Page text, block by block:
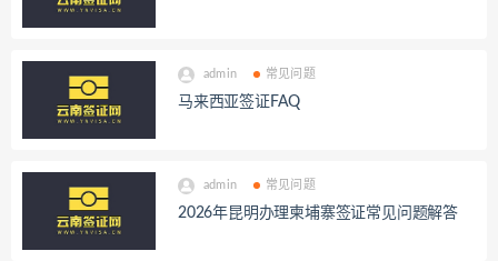
admin 常见问题
马来西亚签证FAQ
admin 常见问题
2026年昆明办理柬埔寨签证常见问题解答